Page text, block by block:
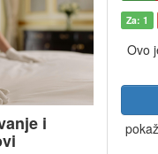
i
Za: 1
Ovo